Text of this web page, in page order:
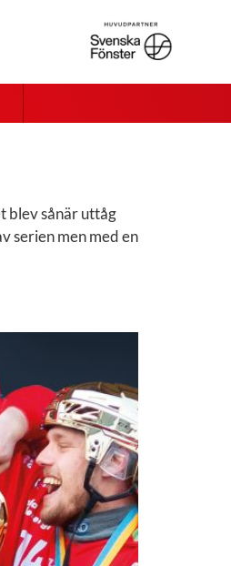
blev sånär uttåg
serien men med en